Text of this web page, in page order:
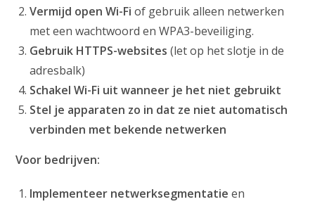
Vermijd open Wi-Fi of gebruik alleen netwerken
met een wachtwoord en WPA3-beveiliging.
Gebruik HTTPS-websites (let op het slotje in de
adresbalk)
Schakel Wi-Fi uit wanneer je het niet gebruikt
Stel je apparaten zo in dat ze niet automatisch
verbinden met bekende netwerken
Voor bedrijven:
Implementeer netwerksegmentatie en